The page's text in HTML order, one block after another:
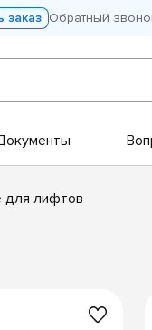
заказ Обратный
для лифтов